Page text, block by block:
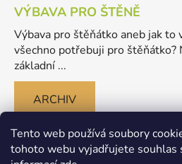
Tento web používá soubory
tohoto webu vyjadřujete souhlas
VÝBAVA PRO ŠTĚNĚ
Výbava pro štěňátko aneb jak to
všechno potřebuji pro štěňátko?
základní ...
ARCHIV